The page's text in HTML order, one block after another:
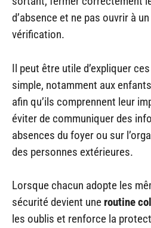
d’absence et ne pas ouvrir à
vérification.
Il peut être utile d’expliquer
simple, notamment aux
afin qu’ils comprennent leur
éviter de communiquer des
absences du foyer ou sur
des personnes extérieures.
Lorsque chacun adopte les
sécurité devient une routine
les oublis et renforce la